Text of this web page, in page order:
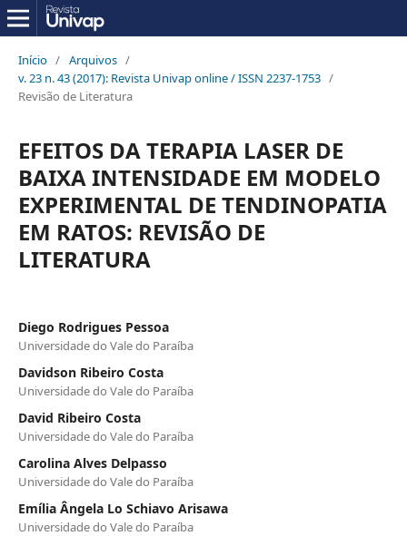
Início / Arquivos /
v. 23 n. 43 (2017): Revista Univap online / ISSN 2237-1753 /
Revisão de Literatura
EFEITOS DA TERAPIA LASER DE
BAIXA INTENSIDADE EM MODELO
EXPERIMENTAL DE TENDINOPATIA
EM RATOS: REVISÃO DE
LITERATURA
Diego Rodrigues Pessoa
Universidade do Vale do Paraíba
Davidson Ribeiro Costa
Universidade do Vale do Paraíba
David Ribeiro Costa
Universidade do Vale do Paraíba
Carolina Alves Delpasso
Universidade do Vale do Paraíba
Emília Ângela Lo Schiavo Arisawa
Universidade do Vale do Paraíba